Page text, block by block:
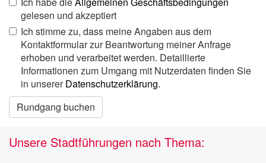
gelesen und akzeptiert
Ich stimme zu, dass meine Angaben aus dem
Kontaktformular zur Beantwortung meiner Anfrage
erhoben und verarbeitet werden. Detaillierte
Informationen zum Umgang mit Nutzerdaten finden Sie
in unsererDatenschutzerklärung.
Rundgang buchen
Unsere Stadtführungen nach Thema: